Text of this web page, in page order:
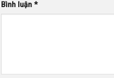
Bình luận *